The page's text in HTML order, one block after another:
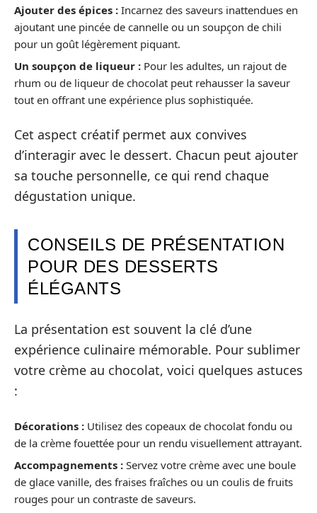
Ajouter des épices : Incarnez des saveurs inattendues en
ajoutant une pincée de cannelle ou un soupçon de chili
pour un goût légèrement piquant.
Un soupçon de liqueur : Pour les adultes, un rajout de
rhum ou de liqueur de chocolat peut rehausser la saveur
tout en offrant une expérience plus sophistiquée.
Cet aspect créatif permet aux convives
d’interagir avec le dessert. Chacun peut ajouter
sa touche personnelle, ce qui rend chaque
dégustation unique.
CONSEILS DE PRÉSENTATION
POUR DES DESSERTS
ÉLÉGANTS
La présentation est souvent la clé d’une
expérience culinaire mémorable. Pour sublimer
votre crème au chocolat, voici quelques astuces
:
Décorations : Utilisez des copeaux de chocolat fondu ou
de la crème fouettée pour un rendu visuellement attrayant.
Accompagnements : Servez votre crème avec une boule
de glace vanille, des fraises fraîches ou un coulis de fruits
rouges pour un contraste de saveurs.